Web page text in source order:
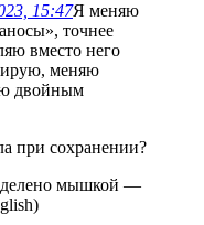
15:47Я меняю
точнее
вместо него
меняю
двойным
при сохранении?
мышкой —